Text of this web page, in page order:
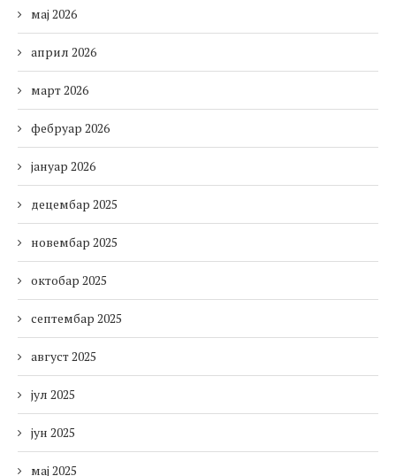
мај 2026
април 2026
март 2026
фебруар 2026
јануар 2026
децембар 2025
новембар 2025
октобар 2025
септембар 2025
август 2025
јул 2025
јун 2025
мај 2025